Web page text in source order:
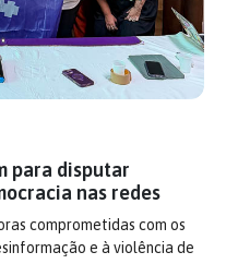
para disputar
nas redes
comprometidas com os
e à violência de